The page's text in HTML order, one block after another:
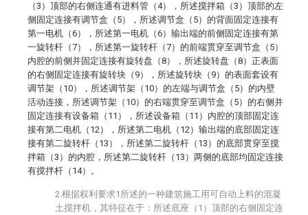
（3）顶部的右侧连通有进料管（4），所述搅拌箱（3）顶部的左
侧固定连接有调节盒（5），所述调节盒（5）的背面固定连接有
第一电机（6），所述第一电机（6）输出端的前侧固定连接有第
一旋转杆（7），所述第一旋转杆（7）的前端贯穿至调节盒（5）
内腔的前侧并固定连接有旋转盘（8），所述旋转盘（8）正表面
的右侧固定连接有旋转块（9），所述旋转块（9）的表面套设有
调节架（10），所述调节架（10）的左端与调节盒（5）的内壁
活动连接，所述调节架（10）的右端贯穿至调节盒（5）的右侧并
固定连接有设备箱（11），所述设备箱（11）内腔的顶部固定连
接有第二电机（12），所述第二电机（12）输出端的底部固定连
接有第二旋转杆（13），所述第二旋转杆（13）的底部贯穿至搅
拌箱（3）的内腔，所述第二旋转杆（13）两侧的底部均固定连接
有搅拌杆（14）。
2.根据权利要求1所述的一种建筑施工用可自动上料的混凝
土搅拌机，其特征在于：所述底座（1）顶部的右侧固定连